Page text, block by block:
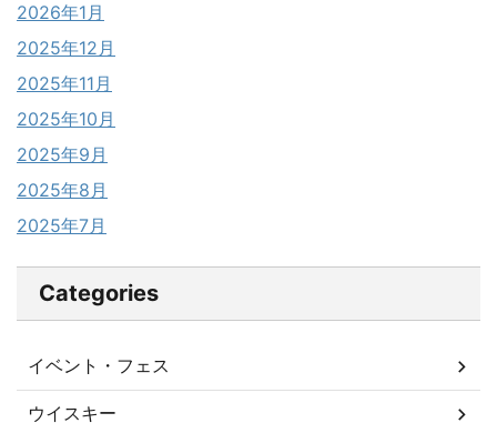
2026年1月
2025年12月
2025年11月
2025年10月
2025年9月
2025年8月
2025年7月
Categories
イベント・フェス
ウイスキー